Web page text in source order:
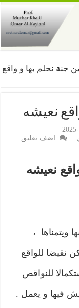
جنة نحلم بها و واقع
نعيشه
اضف تعليق
نعيشه
ويتمناها ،
نقيضا للواقع
للنواقص
فيها و يعمل .